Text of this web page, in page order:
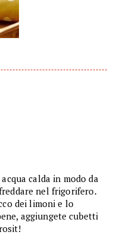
calda in modo da
nel frigorifero.
dei limoni e lo
aggiungete cubetti